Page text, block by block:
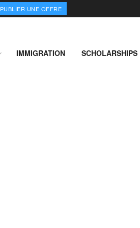
PUBLIER UNE OFFRE
IMMIGRATION SCHOLARSHIPS